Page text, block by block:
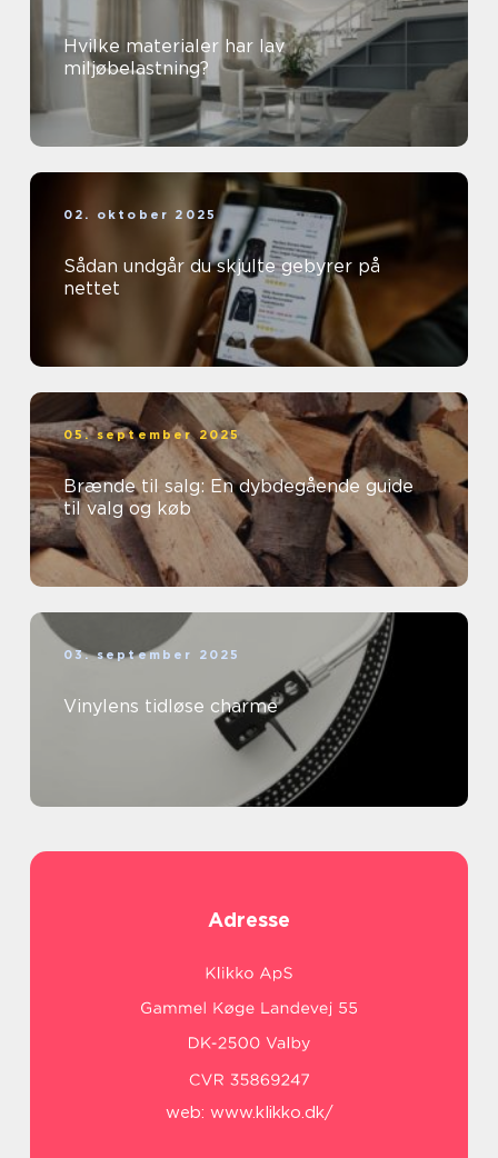
Hvilke materialer har lav
miljøbelastning?
02. oktober 2025
Sådan undgår du skjulte gebyrer på
nettet
05. september 2025
Brænde til salg: En dybdegående guide
til valg og køb
03. september 2025
Vinylens tidløse charme
Adresse
web: www.klikko.dk/